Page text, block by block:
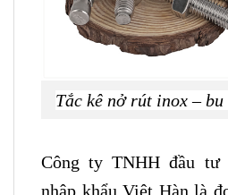
Tắc kê nở rút inox –
Công ty TNHH đầu tư
nhập khẩu Việt Hàn là